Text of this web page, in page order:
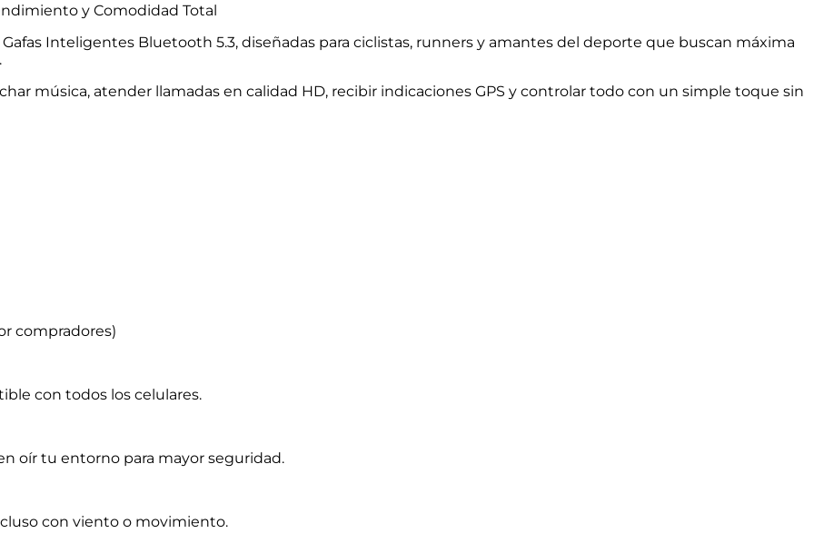
y Comodidad Total
Inteligentes Bluetooth 5.3, diseñadas para ciclistas, runners y amantes del deporte que buscan máxima
música, atender llamadas en calidad HD, recibir indicaciones GPS y controlar todo con un simple toque sin
compradores)
con todos los celulares.
oír tu entorno para mayor seguridad.
con viento o movimiento.